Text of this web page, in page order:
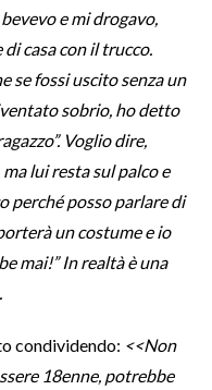
e mi drogavo,
casa con il trucco.
se fossi uscito senza un
sobrio, ho detto
Voglio dire,
lui resta sul palco e
perché posso parlare di
un costume e io
mai!” In realtà è una
condividendo: <<Non
18enne, potrebbe